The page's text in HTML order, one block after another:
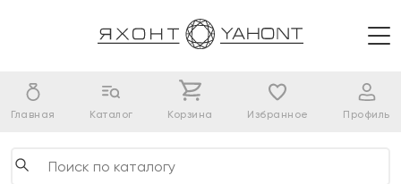
Главная Каталог Корзина Избранное Профиль